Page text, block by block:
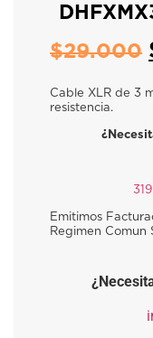
$29.000
Cable XLR de 3
resistencia.
Emitimos
Regimen Comun